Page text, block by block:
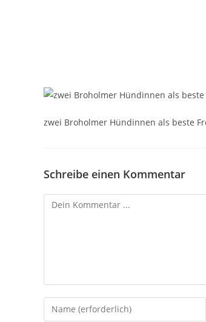
zwei Broholmer Hündinnen als beste
Schreibe einen Kommentar